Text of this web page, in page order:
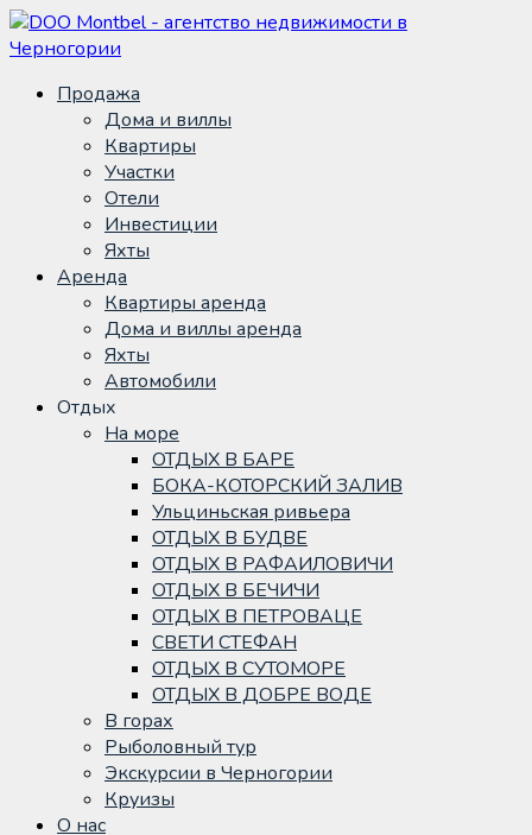
Продажа
Дома и виллы
Квартиры
Участки
Отели
Инвестиции
Яхты
Аренда
Квартиры аренда
Дома и виллы аренда
Яхты
Автомобили
Отдых
На море
ОТДЫХ В БАРЕ
БОКА-КОТОРСКИЙ ЗАЛИВ
Ульциньская ривьера
ОТДЫХ В БУДВЕ
ОТДЫХ В РАФАИЛОВИЧИ
ОТДЫХ В БЕЧИЧИ
ОТДЫХ В ПЕТРОВАЦЕ
СВЕТИ СТЕФАН
ОТДЫХ В СУТОМОРЕ
ОТДЫХ В ДОБРЕ ВОДЕ
В горах
Рыболовный тур
Экскурсии в Черногории
Круизы
О нас